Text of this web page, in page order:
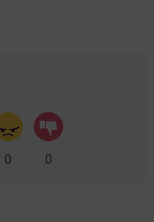
0 0